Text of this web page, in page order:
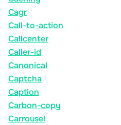
Cagr
Call-to-action
Callcenter
Caller-id
Canonical
Captcha
Caption
Carbon-copy
Carrousel